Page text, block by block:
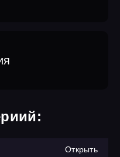
Открыть